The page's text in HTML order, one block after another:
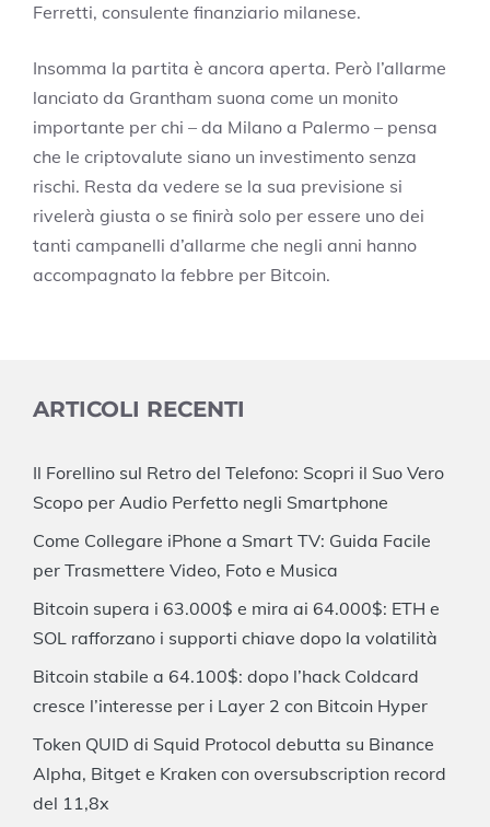
Ferretti, consulente finanziario milanese.
Insomma la partita è ancora aperta. Però l’allarme
lanciato da Grantham suona come un monito
importante per chi – da Milano a Palermo – pensa
che le criptovalute siano un investimento senza
rischi. Resta da vedere se la sua previsione si
rivelerà giusta o se finirà solo per essere uno dei
tanti campanelli d’allarme che negli anni hanno
accompagnato la febbre per Bitcoin.
ARTICOLI RECENTI
Il Forellino sul Retro del Telefono: Scopri il Suo Vero
Scopo per Audio Perfetto negli Smartphone
Come Collegare iPhone a Smart TV: Guida Facile
per Trasmettere Video, Foto e Musica
Bitcoin supera i 63.000$ e mira ai 64.000$: ETH e
SOL rafforzano i supporti chiave dopo la volatilità
Bitcoin stabile a 64.100$: dopo l’hack Coldcard
cresce l’interesse per i Layer 2 con Bitcoin Hyper
Token QUID di Squid Protocol debutta su Binance
Alpha, Bitget e Kraken con oversubscription record
del 11,8x